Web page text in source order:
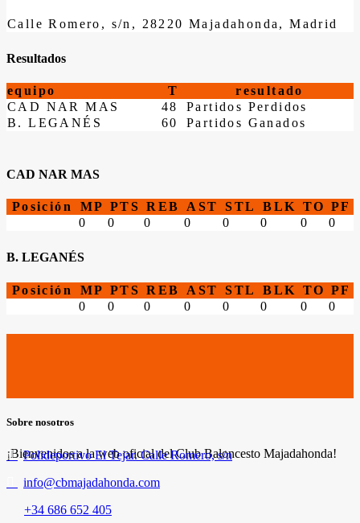
Calle Romero, s/n, 28220 Majadahonda, Madrid
Resultados
equipo T
resultado
CAD NAR MAS
48
Partidos Perdidos
B. LEGANÉS
60 Partidos Ganados
CAD NAR MAS
Posición MP PTS REB AST STL BLK TO PF
0
0 0 0 0 0 0 0
B. LEGANÉS
Posición MP PTS REB AST STL BLK TO PF
0
0 0 0 0 0 0 0
Sobre nosotros
¡Bienvenidos a la web oficial del Club Baloncesto Majadahonda!
Polideportivo El Tejar. Calle Romero, s/n
info@cbmajadahonda.com
+34 686 652 405